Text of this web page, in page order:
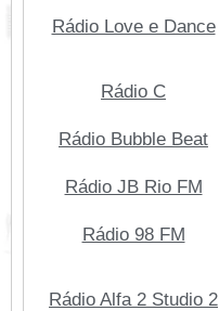
Rádio Love e Dance
Rádio C
Rádio Bubble Beat
Rádio JB Rio FM
Rádio 98 FM
Rádio Alfa 2 Studio 2